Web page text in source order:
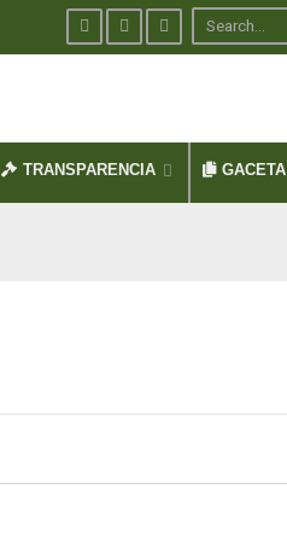
TRANSPARENCIA GACETA